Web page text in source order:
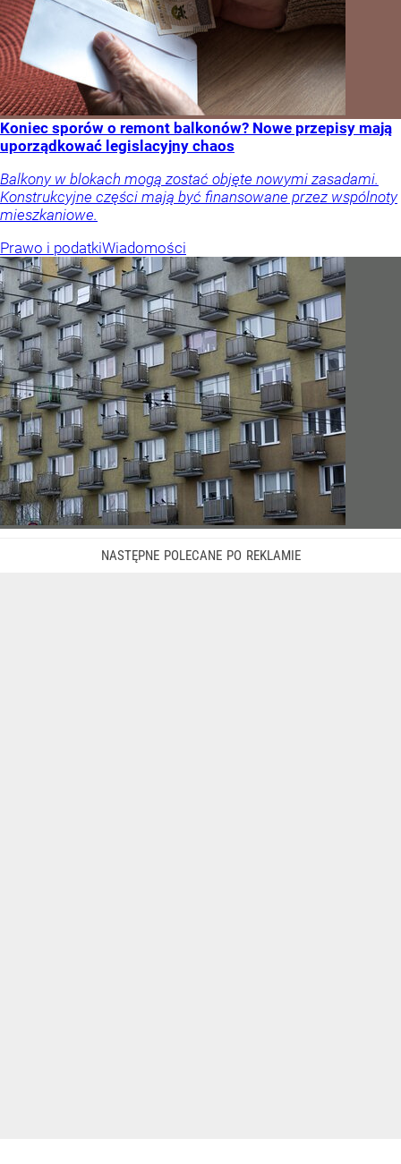
Koniec sporów o remont balkonów? Nowe przepisy mają
uporządkować legislacyjny chaos
Balkony w blokach mogą zostać objęte nowymi zasadami.
Konstrukcyjne części mają być finansowane przez wspólnoty
mieszkaniowe.
Prawo i podatkiWiadomości